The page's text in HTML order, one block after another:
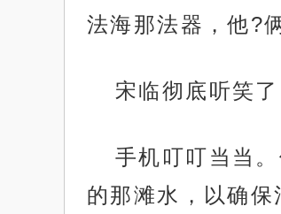
法海那法器，他?
宋临彻底听笑
手机叮叮当当
的那滩水，以确保